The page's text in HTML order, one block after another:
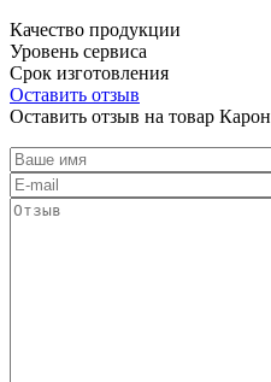
Качество продукции
Уровень сервиса
Срок изготовления
Оставить отзыв
Оставить отзыв на товар Карон